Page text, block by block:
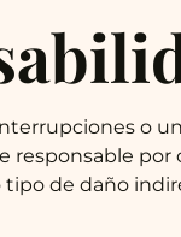
o
de daño